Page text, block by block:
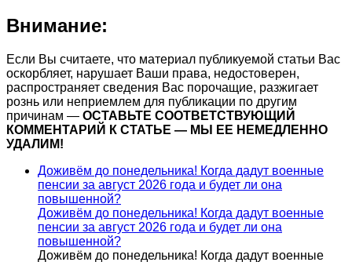
Внимание:
Если Вы считаете, что материал публикуемой статьи Вас
оскорбляет, нарушает Ваши права, недостоверен,
распространяет сведения Вас порочащие, разжигает
рознь или неприемлем для публикации по другим
причинам — ОСТАВЬТЕ СООТВЕТСТВУЮЩИЙ
КОММЕНТАРИЙ К СТАТЬЕ — МЫ ЕЕ НЕМЕДЛЕННО
УДАЛИМ!
Доживём до понедельника! Когда дадут военные
пенсии за август 2026 года и будет ли она
повышенной?
Доживём до понедельника! Когда дадут военные
пенсии за август 2026 года и будет ли она
повышенной?
Доживём до понедельника! Когда дадут военные